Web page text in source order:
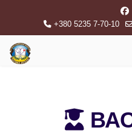
+380 5235 7-70-10